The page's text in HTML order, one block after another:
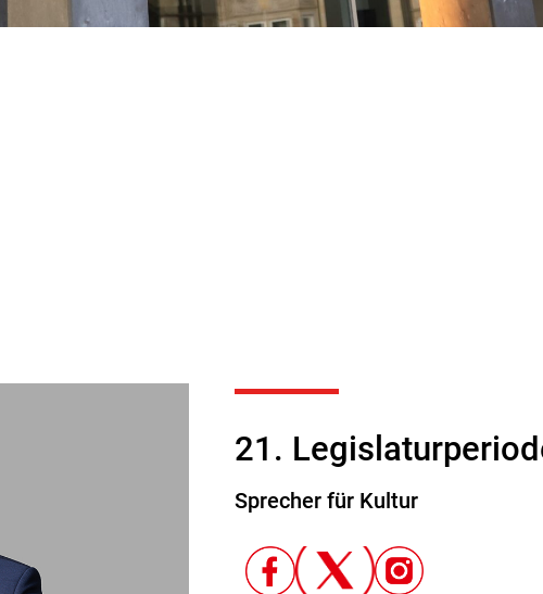
21.
Sprecher für Kultur